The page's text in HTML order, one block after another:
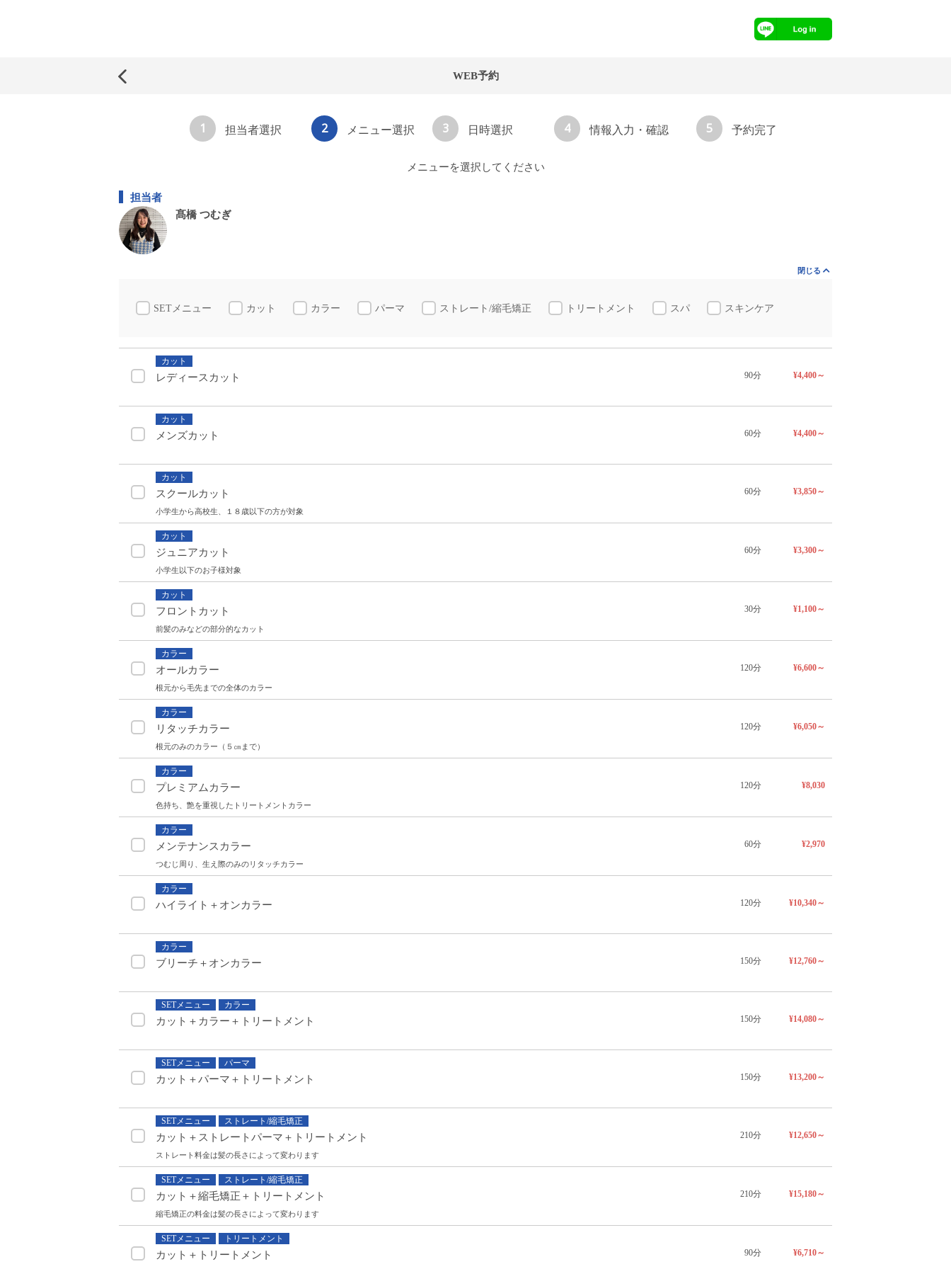
WEB予約
1 担当者選択 2 メニュー選択 3 日時選択 4 情報入力・確認 5 予約完了
メニューを選択してください
担当者
髙橋 つむぎ
閉じる
SETメニュー カット カラー パーマ ストレート/縮毛矯正 トリートメント スパ スキンケア
カット
レディースカット 90分 ¥4,400～
カット
メンズカット 60分 ¥4,400～
カット
スクールカット
小学生から高校生、１８歳以下の方が対象
60分 ¥3,850～
カット
ジュニアカット
小学生以下のお子様対象
60分 ¥3,300～
カット
フロントカット
前髪のみなどの部分的なカット
30分 ¥1,100～
カラー
オールカラー
根元から毛先までの全体のカラー
120分 ¥6,600～
カラー
リタッチカラー
根元のみのカラー（５㎝まで）
120分 ¥6,050～
カラー
プレミアムカラー
色持ち、艶を重視したトリートメントカラー
120分 ¥8,030
カラー
メンテナンスカラー
つむじ周り、生え際のみのリタッチカラー
60分 ¥2,970
カラー
ハイライト＋オンカラー 120分 ¥10,340～
カラー
ブリーチ＋オンカラー 150分 ¥12,760～
SETメニュー カラー
カット＋カラー＋トリートメント 150分 ¥14,080～
SETメニュー パーマ
カット＋パーマ＋トリートメント 150分 ¥13,200～
SETメニュー ストレート/縮毛矯正
カット＋ストレートパーマ＋トリートメント
ストレート料金は髪の長さによって変わります
210分 ¥12,650～
SETメニュー ストレート/縮毛矯正
カット＋縮毛矯正＋トリートメント
縮毛矯正の料金は髪の長さによって変わります
210分 ¥15,180～
SETメニュー トリートメント
カット＋トリートメント 90分 ¥6,710～